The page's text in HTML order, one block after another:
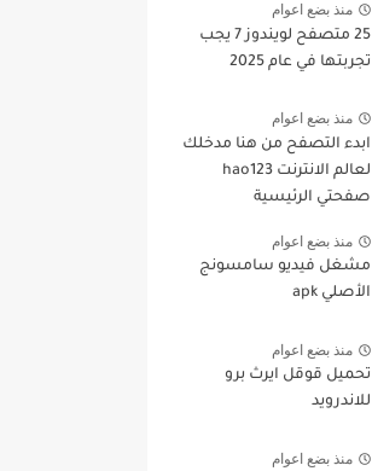
منذ بضع اعوام
25 متصفح لويندوز 7 يجب
تجربتها في عام 2025
منذ بضع اعوام
ابدء التصفح من هنا مدخلك
لعالم الانترنت hao123
صفحتي الرئيسية
منذ بضع اعوام
مشغل فيديو سامسونج
الأصلي apk
منذ بضع اعوام
تحميل قوقل ايرث برو
للاندرويد
منذ بضع اعوام